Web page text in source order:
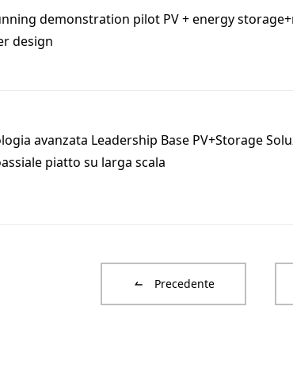
demonstration pilot PV + energy
design
avanzata Leadership Base PV+Storage
piatto su larga scala
Precedente